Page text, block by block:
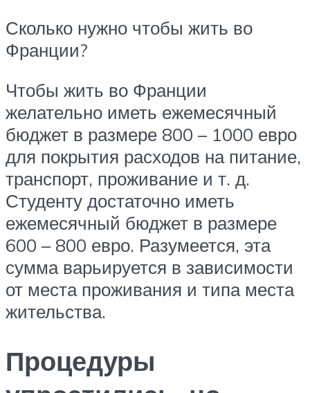
Сколько нужно чтобы жить во
Франции?
Чтобы жить во Франции
желательно иметь ежемесячный
бюджет в размере 800 – 1000 евро
для покрытия расходов на питание,
транспорт, проживание и т. д.
Студенту достаточно иметь
ежемесячный бюджет в размере
600 – 800 евро. Разумеется, эта
сумма варьируется в зависимости
от места проживания и типа места
жительства.
Процедуры